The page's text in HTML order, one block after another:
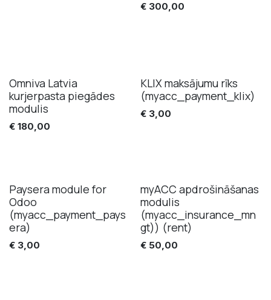
€ 300,00
Omniva Latvia
kurjerpasta piegādes
modulis
€ 180,00
Pārdošana
KLIX maksājumu rīks
(myacc_payment_klix)
€ 3,00
Pārdošana
Paysera module for
Odoo
(myacc_payment_pays
era)
€ 3,00
myACC apdrošināšanas
modulis
(myacc_insurance_mn
gt)) (rent)
€ 50,00